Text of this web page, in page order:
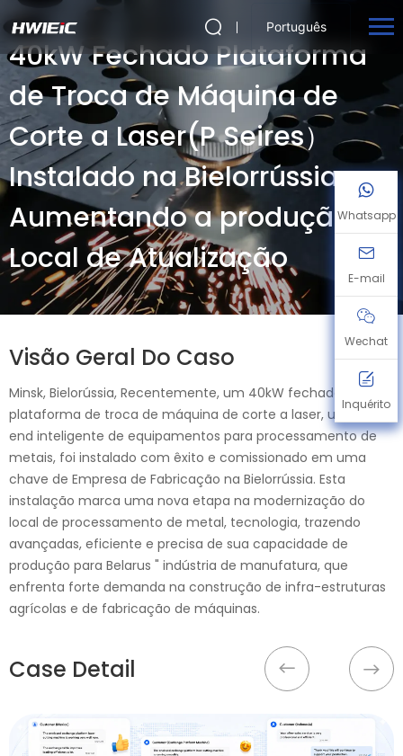
Português
40kW Fechado Plataforma
de Troca de Máquina de
Corte a Laser(P Seires）
Instalado na Bielorrússia,
Aumentando a produção
Local de Atualização
Visão Geral Do Caso
Minsk, Bielorússia, Recentemente, um 40kW fechado
plataforma de troca de máquina de corte a laser, um high-
end inteligente de equipamentos para processamento de
metais, foi instalado com êxito e comissionado em uma
chave de Empresa de Fabricação na Bielorrússia. Esta
instalação marca uma nova etapa na modernização do
local de processamento de metal, tecnologia, trazendo
avançadas, eficiente e precisa de sua capacidade de
produção para Belarus " indústria de manufatura, que
enfrenta forte demanda na construção de infra-estruturas
agrícolas e de fabricação de máquinas.
Case Detail
Whatsapp
E-mail
Wechat
Inquérito